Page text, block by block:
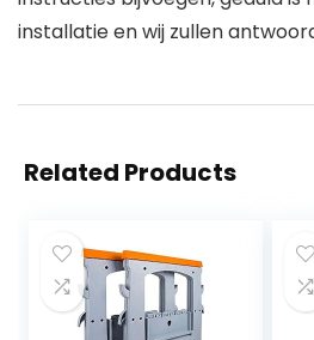
installatie en wij zullen
Related Products